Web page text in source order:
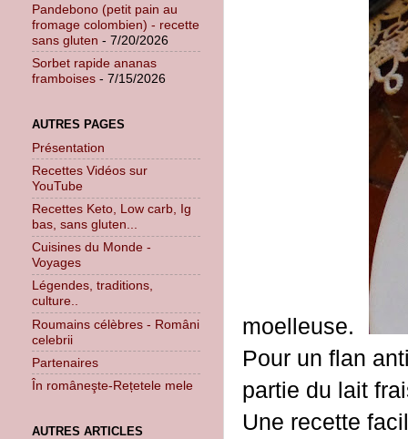
moelleuse.
Pour un flan
partie du lait
Une recette
Pandebono (petit pain au
fromage colombien) - recette
sans gluten - 7/20/2026
Sorbet rapide ananas
framboises - 7/15/2026
AUTRES PAGES
Présentation
Recettes Vidéos sur
YouTube
Recettes Keto, Low carb, Ig
bas, sans gluten...
Cuisines du Monde -
Voyages
Légendes, traditions,
culture..
Roumains célèbres - Români
celebrii
Partenaires
În româneşte-Rețetele mele
AUTRES ARTICLES